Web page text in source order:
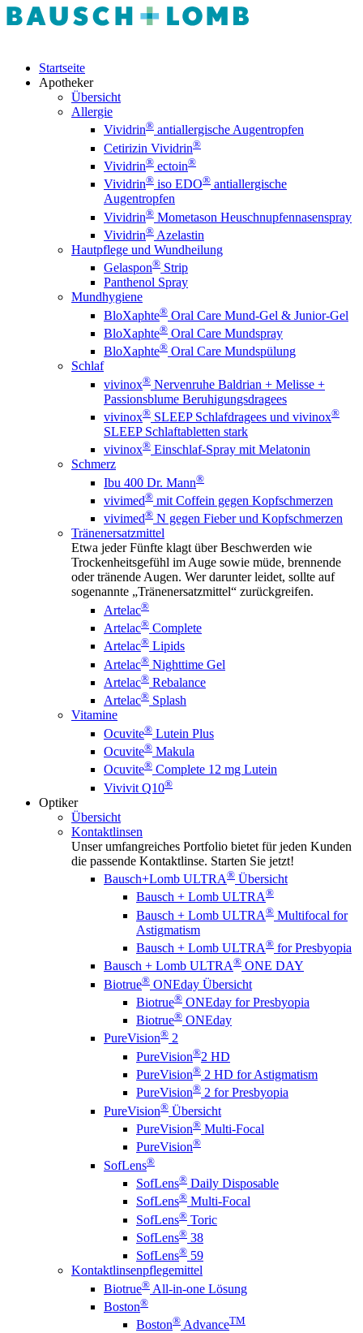
Startseite
Apotheker
Übersicht
Allergie
Vividrin® antiallergische Augentropfen
Cetirizin Vividrin®
Vividrin® ectoin®
Vividrin® iso EDO® antiallergische
Augentropfen
Vividrin® Mometason Heuschnupfennasenspray
Vividrin® Azelastin
Hautpflege und Wundheilung
Gelaspon® Strip
Panthenol Spray
Mundhygiene
BloXaphte® Oral Care Mund-Gel & Junior-Gel
BloXaphte® Oral Care Mundspray
BloXaphte® Oral Care Mundspülung
Schlaf
vivinox® Nervenruhe Baldrian + Melisse +
Passionsblume Beruhigungsdragees
vivinox® SLEEP Schlafdragees und vivinox®
SLEEP Schlaftabletten stark
vivinox® Einschlaf-Spray mit Melatonin
Schmerz
Ibu 400 Dr. Mann®
vivimed® mit Coffein gegen Kopfschmerzen
vivimed® N gegen Fieber und Kopfschmerzen
Tränenersatzmittel
Etwa jeder Fünfte klagt über Beschwerden wie
Trockenheitsgefühl im Auge sowie müde, brennende
oder tränende Augen. Wer darunter leidet, sollte auf
sogenannte „Tränenersatzmittel“ zurückgreifen.
Artelac®
Artelac® Complete
Artelac® Lipids
Artelac® Nighttime Gel
Artelac® Rebalance
Artelac® Splash
Vitamine
Ocuvite® Lutein Plus
Ocuvite® Makula
Ocuvite® Complete 12 mg Lutein
Vivivit Q10®
Optiker
Übersicht
Kontaktlinsen
Unser umfangreiches Portfolio bietet für jeden Kunden
die passende Kontaktlinse. Starten Sie jetzt!
Bausch+Lomb ULTRA® Übersicht
Bausch + Lomb ULTRA®
Bausch + Lomb ULTRA® Multifocal for
Astigmatism
Bausch + Lomb ULTRA® for Presbyopia
Bausch + Lomb ULTRA® ONE DAY
Biotrue® ONEday Übersicht
Biotrue® ONEday for Presbyopia
Biotrue® ONEday
PureVision® 2
PureVision®2 HD
PureVision® 2 HD for Astigmatism
PureVision® 2 for Presbyopia
PureVision® Übersicht
PureVision® Multi-Focal
PureVision®
SofLens®
SofLens® Daily Disposable
SofLens® Multi-Focal
SofLens® Toric
SofLens® 38
SofLens® 59
Kontaktlinsenpflegemittel
Biotrue® All-in-one Lösung
Boston®
Boston® AdvanceTM